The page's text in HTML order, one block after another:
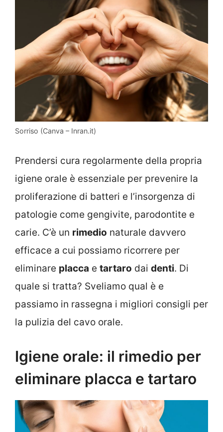
Sorriso (Canva – Inran.it)
Prendersi cura regolarmente della propria
igiene orale è essenziale per prevenire la
proliferazione di batteri e l’insorgenza di
patologie come gengivite, parodontite e
carie. C’è un rimedio naturale davvero
efficace a cui possiamo ricorrere per
eliminare placca e tartaro dai denti. Di
quale si tratta? Sveliamo qual è e
passiamo in rassegna i migliori consigli per
la pulizia del cavo orale.
Igiene orale: il rimedio per
eliminare placca e tartaro